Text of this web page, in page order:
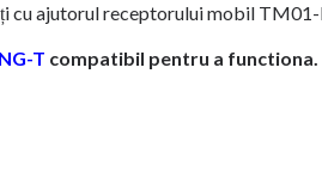
cu ajutorul receptorului mobil
T compatibil pentru a functiona.